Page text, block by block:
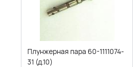
Плунжерная пара 60-1111074-
31 (д.10)